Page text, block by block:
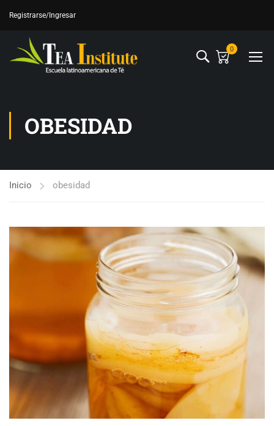
Registrarse/Ingresar
0
OBESIDAD
Inicio obesidad